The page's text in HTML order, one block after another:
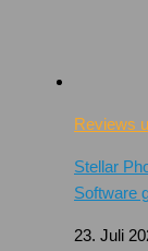
Reviews
Stellar
Software
23. Juli